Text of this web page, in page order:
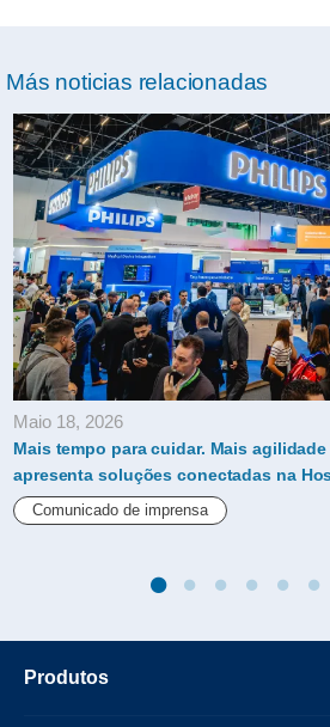
Más noticias relacionadas
Maio 18, 2026
Mais tempo para cuidar. Mais
apresenta soluções conectadas na
Comunicado de imprensa
Produtos